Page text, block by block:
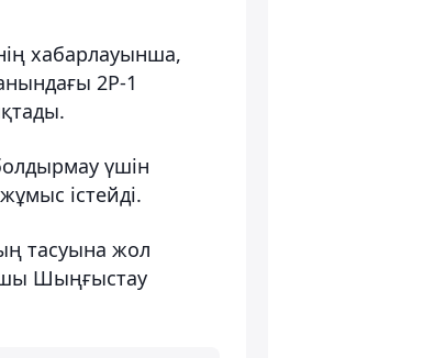
хабарлауынша,
2Р-1
үшін
істейді.
тасуына жол
Шыңғыстау